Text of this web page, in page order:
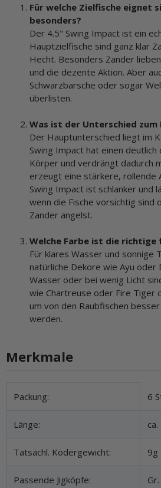
Für welche Zielfische eignet
besonders?
Der 4.5" Swing Impact ist ein
Hauptzielfische sind ganz klar
Hecht. Besonders Zander
und die dezente Aktion. Aber
Schwarzbarsche oder sogar
überlisten.
Was ist der Unterschied zum
Der Hauptunterschied liegt im
Swing Impact hat einen deutlich
Körper und verdrängt dadurch
erzeugt eine stärkere, rollende
Swing Impact ist schlanker und
wenn die Fische vorsichtig sind
Zander angelst.
Welche Farbe ist die richtige
Für klares Wasser und sonnige
natürliche Dekore wie Ayu oder
Wasser oder bei wenig Licht
wie Chartreuse oder Fire Tiger
um von den Raubfischen
werden.
Merkmale
Produkteigenschaft
Wert
Packung: 6
Länge:
Tatsächl. Ködergewicht: 9g
Passende Jigköpfe: